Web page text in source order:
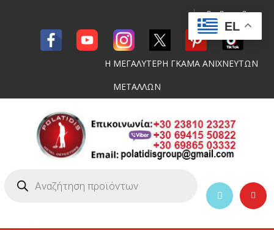
Η ΜΕΓΑΛΥΤΕΡΗ ΓΚΑΜΑ ΑΝΙΧΝΕΥΤΩΝ
ΜΕΤΑΛΛΩΝ
EL